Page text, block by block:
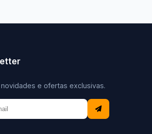
e ofertas exclusivas.